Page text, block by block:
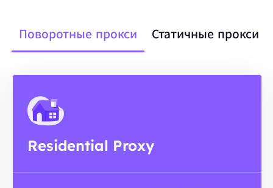
Поворотные прокси Статичные прокси
Residential Proxy